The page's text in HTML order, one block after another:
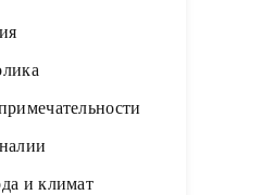
и климат